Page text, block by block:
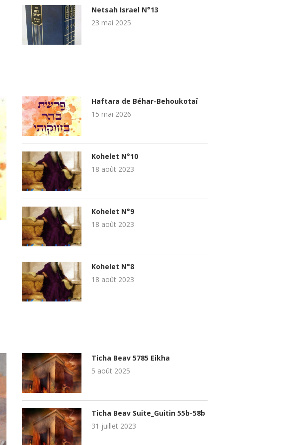
Netsah Israel N°13
23 mai 2025
Haftara de Béhar-Behoukotaï
15 mai 2026
Kohelet N°10
18 août 2023
Kohelet N°9
18 août 2023
Kohelet N°8
18 août 2023
Ticha Beav 5785 Eikha
5 août 2025
Ticha Beav Suite_Guitin 55b-58b
31 juillet 2023